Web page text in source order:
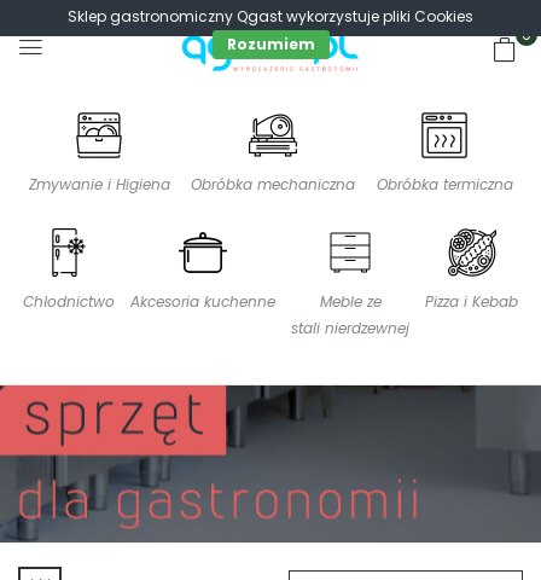
0
Zmywanie i Higiena Obróbka mechaniczna Obróbka termiczna
Chłodnictwo Akcesoria kuchenne
Meble ze
stali nierdzewnej
Pizza i Kebab
Sklep gastronomiczny Qgast wykorzystuje pliki Cookies
Rozumiem